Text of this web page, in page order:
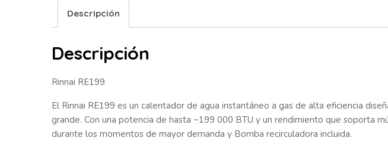
Descripción
Descripción
Rinnai RE199
El Rinnai RE199 es un calentador de agua instantáneo a gas de alta eficiencia
grande. Con una potencia de hasta ~199 000 BTU y un rendimiento que soporta
durante los momentos de mayor demanda y Bomba recirculadora incluida.